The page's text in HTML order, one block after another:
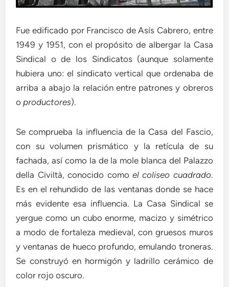
Fue edificado por Francisco de Asís Cabrero, entre
1949 y 1951, con el propósito de albergar la Casa
Sindical o de los Sindicatos (aunque solamente
hubiera uno: el sindicato vertical que ordenaba de
arriba a abajo la relación entre patrones y obreros
oproductores).
Se comprueba la influencia de la Casa del Fascio,
con su volumen prismático y la retícula de su
fachada, así como la de la mole blanca del Palazzo
della Civiltà, conocido como el coliseo cuadrado.
Es en el rehundido de las ventanas donde se hace
más evidente esa influencia. La Casa Sindical se
yergue como un cubo enorme, macizo y simétrico
a modo de fortaleza medieval, con gruesos muros
y ventanas de hueco profundo, emulando troneras.
Se construyó en hormigón y ladrillo cerámico de
color rojo oscuro.